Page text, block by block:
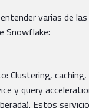
varias de
Snowflake:
Clustering, caching,
y query
Estos